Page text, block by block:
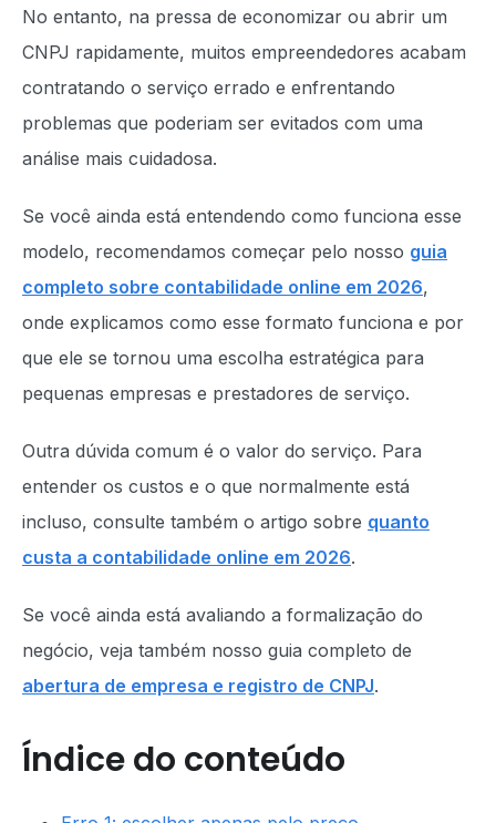
No entanto, na pressa de economizar ou abrir um
CNPJ rapidamente, muitos empreendedores acabam
contratando o serviço errado e enfrentando
problemas que poderiam ser evitados com uma
análise mais cuidadosa.
Se você ainda está entendendo como funciona esse
modelo, recomendamos começar pelo nosso guia
completo sobre contabilidade online em 2026,
onde explicamos como esse formato funciona e por
que ele se tornou uma escolha estratégica para
pequenas empresas e prestadores de serviço.
Outra dúvida comum é o valor do serviço. Para
entender os custos e o que normalmente está
incluso, consulte também o artigo sobre quanto
custa a contabilidade online em 2026.
Se você ainda está avaliando a formalização do
negócio, veja também nosso guia completo de
abertura de empresa e registro de CNPJ.
Índice do conteúdo